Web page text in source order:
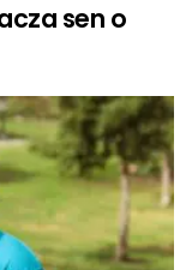
sen o